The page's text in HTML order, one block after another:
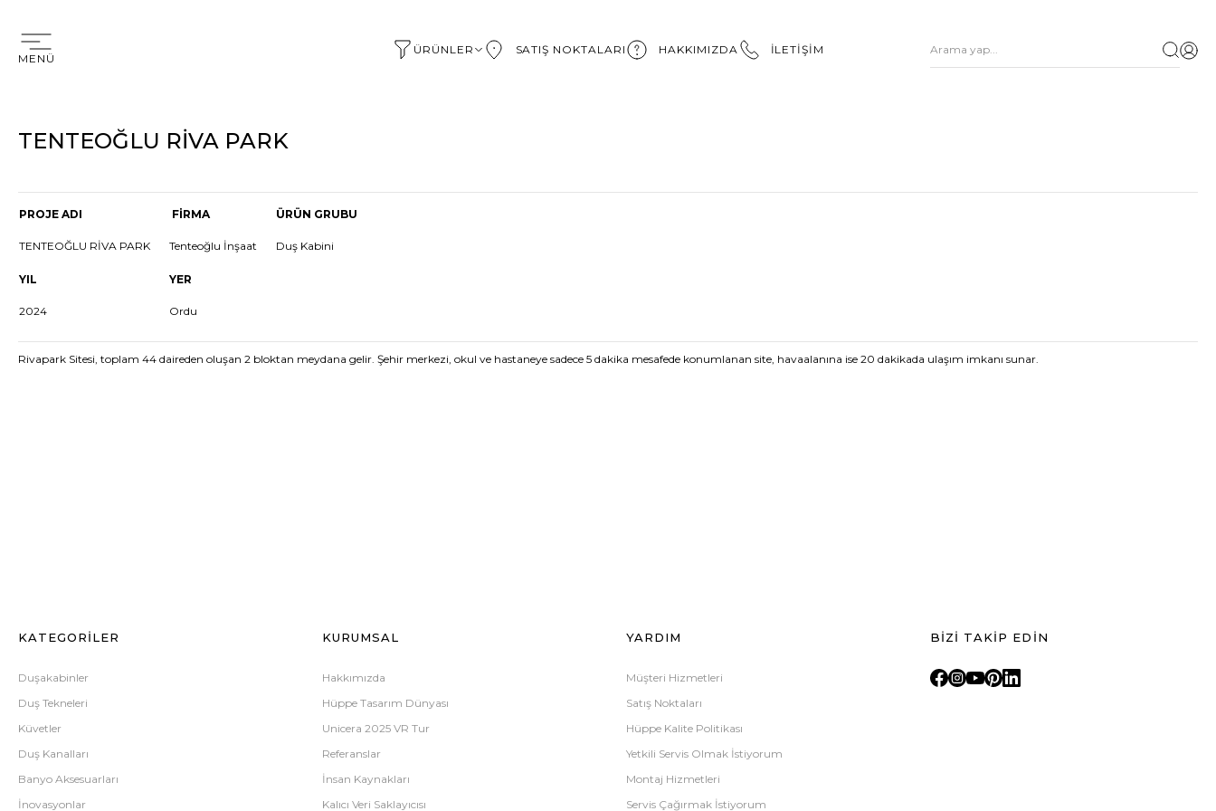
MENÜ
ÜRÜNLER SATIŞ NOKTALARI HAKKIMIZDA İLETİŞİM
TENTEOĞLU RİVA PARK
PROJE ADI
TENTEOĞLU RİVA PARK
FİRMA
Tenteoğlu İnşaat
ÜRÜN GRUBU
Duş Kabini
YIL
2024
YER
Ordu
Rivapark Sitesi, toplam 44 daireden oluşan 2 bloktan meydana gelir. Şehir merkezi, okul ve hastaneye sadece 5 dakika mesafede konumlanan site, havaalanına ise 20 dakikada ulaşım imkanı sunar.
KATEGORİLER
Duşakabinler
Duş Tekneleri
Küvetler
Duş Kanalları
Banyo Aksesuarları
İnovasyonlar
KURUMSAL
Hakkımızda
Hüppe Tasarım Dünyası
Unicera 2025 VR Tur
Referanslar
İnsan Kaynakları
Kalıcı Veri Saklayıcısı
YARDIM
Müşteri Hizmetleri
Satış Noktaları
Hüppe Kalite Politikası
Yetkili Servis Olmak İstiyorum
Montaj Hizmetleri
Servis Çağırmak İstiyorum
BİZİ TAKİP EDİN